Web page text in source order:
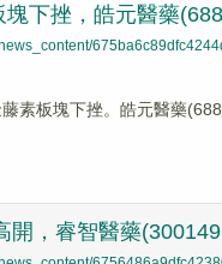
塊下挫，皓元醫藥
素板塊下挫。皓元醫藥
開，睿智醫藥